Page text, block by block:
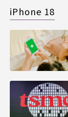
iPhone 18